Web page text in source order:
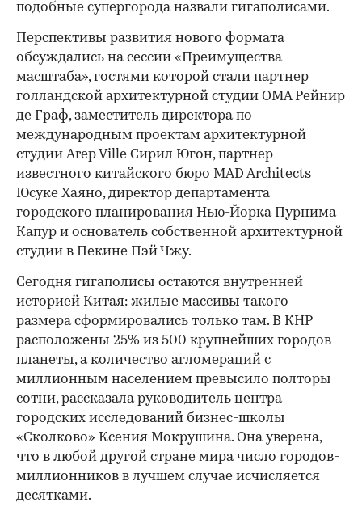
подобные супергорода назвали гигаполисами.
Перспективы развития нового формата
обсуждались на сессии «Преимущества
масштаба», гостями которой стали партнер
голландской архитектурной студии OMA Рейнир
де Граф, заместитель директора по
международным проектам архитектурной
студии Arep Ville Сирил Югон, партнер
известного китайского бюро MAD Architects
Юсуке Хаяно, директор департамента
городского планирования Нью-Йорка Пурнима
Капур и основатель собственной архитектурной
студии в Пекине Пэй Чжу.
Сегодня гигаполисы остаются внутренней
историей Китая: жилые массивы такого
размера сформировались только там. В КНР
расположены 25% из 500 крупнейших городов
планеты, а количество агломераций с
миллионным населением превысило полторы
сотни, рассказала руководитель центра
городских исследований бизнес-школы
«Сколково» Ксения Мокрушина. Она уверена,
что в любой другой стране мира число городов-
миллионников в лучшем случае исчисляется
десятками.